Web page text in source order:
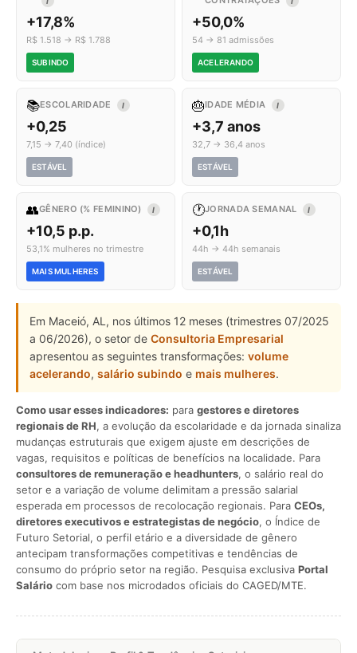
+17,8%
R$ 1.518 → R$ 1.788
SUBINDO
+50,0%
54 → 81 admissões
ACELERANDO
📚ESCOLARIDADE I
+0,25
7,15 → 7,40 (índice)
ESTÁVEL
🎂IDADE MÉDIA I
+3,7 anos
32,7 → 36,4 anos
ESTÁVEL
👥GÊNERO (% FEMININO) I
+10,5 p.p.
53,1% mulheres no trimestre
MAIS MULHERES
🕐JORNADA SEMANAL I
+0,1h
44h → 44h semanais
ESTÁVEL
Em Maceió, AL, nos últimos 12 meses (trimestres 07/2025
a 06/2026), o setor de Consultoria Empresarial
apresentou as seguintes transformações: volume
acelerando, salário subindo e mais mulheres.
Como usar esses indicadores: para gestores e diretores
regionais de RH, a evolução da escolaridade e da jornada sinaliza
mudanças estruturais que exigem ajuste em descrições de
vagas, requisitos e políticas de benefícios na localidade. Para
consultores de remuneração e headhunters, o salário real do
setor e a variação de volume delimitam a pressão salarial
esperada em processos de recolocação regionais. Para CEOs,
diretores executivos e estrategistas de negócio, o Índice de
Futuro Setorial, o perfil etário e a diversidade de gênero
antecipam transformações competitivas e tendências de
consumo do próprio setor na região. Pesquisa exclusiva Portal
Salário com base nos microdados oficiais do CAGED/MTE.